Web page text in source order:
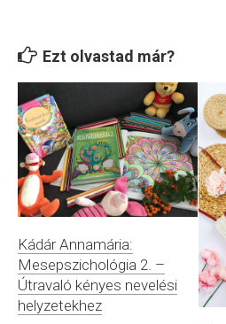
Ezt olvastad már?
Kádár Annamária:
Mesepszichológia 2. –
Útravaló kényes nevelési
helyzetekhez